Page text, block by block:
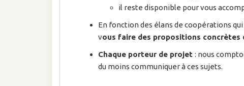
il reste disponible pour vous
En fonction des élans de coopérations
vous faire des propositions concrètes
Chaque porteur de projet : nous
du moins communiquer à ces sujets.